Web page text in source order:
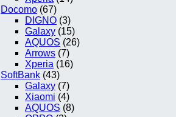
Docomo (67)
DIGNO (3)
Galaxy (15)
AQUOS (26)
Arrows (7)
Xperia (16)
SoftBank (43)
Galaxy (7)
Xiaomi (4)
AQUOS (8)